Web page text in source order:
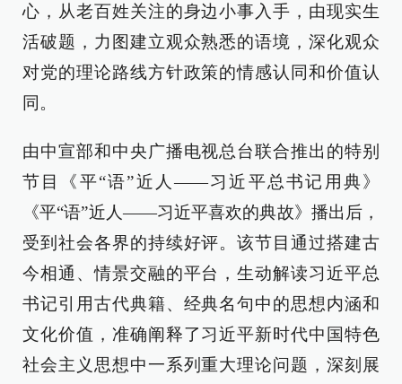
心，从老百姓关注的身边小事入手，由现实生
活破题，力图建立观众熟悉的语境，深化观众
对党的理论路线方针政策的情感认同和价值认
同。
由中宣部和中央广播电视总台联合推出的特别
节目《平“语”近人——习近平总书记用典》
《平“语”近人——习近平喜欢的典故》播出后，
受到社会各界的持续好评。该节目通过搭建古
今相通、情景交融的平台，生动解读习近平总
书记引用古代典籍、经典名句中的思想内涵和
文化价值，准确阐释了习近平新时代中国特色
社会主义思想中一系列重大理论问题，深刻展